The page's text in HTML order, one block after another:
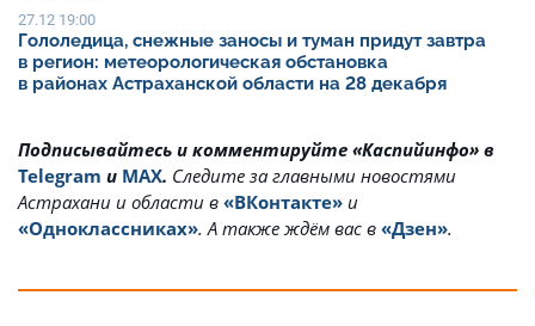
27.12 19:00
Гололедица, снежные заносы и туман придут завтра
в регион: метеорологическая обстановка
в районах Астраханской области на 28 декабря
Подписывайтесь и комментируйте «Каспийинфо» в
Telegram и MAX. Cледите за главными новостями
Астрахани и области в «ВКонтакте» и
«Одноклассниках». А также ждём вас в «Дзен».